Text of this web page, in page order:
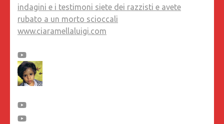
indagini e i testimoni siete dei razzisti e avete
rubato a un morto scioccali
www.ciaramellaluigi.com